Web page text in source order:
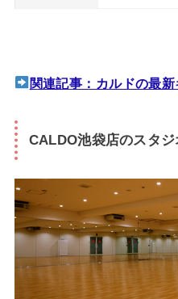
関連記事：カルドの最
CALDO池袋店のスタ